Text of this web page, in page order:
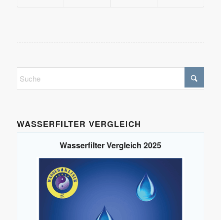
WASSERFILTER VERGLEICH
Wasserfilter Vergleich 2025